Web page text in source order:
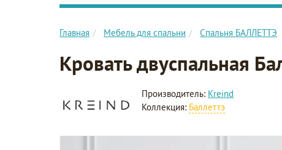
Главная Мебель для спальни Спальня БАЛЛЕТТЭ
Кровать двуспальная
Производитель: Kreind
Коллекция: Баллеттэ